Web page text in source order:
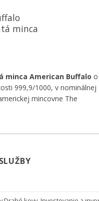
minca
minca American Buffalo o
999,9/1000, v nominálnej
mincovne The